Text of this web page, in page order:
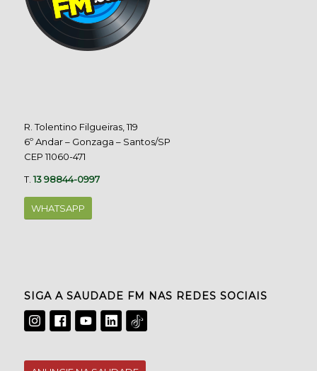
R. Tolentino Filgueiras, 119
6º Andar – Gonzaga – Santos/SP
CEP 11060-471
T.13 98844-0997
WHATSAPP
SIGA A SAUDADE FM NAS REDES SOCIAIS